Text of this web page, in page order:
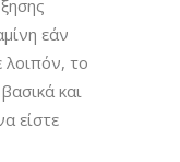
εάν
λοιπόν, το
και
είστε